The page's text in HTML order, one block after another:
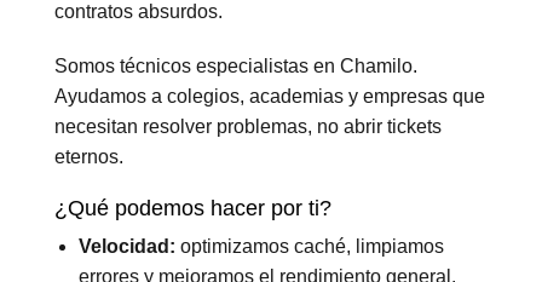
contratos absurdos.
Somos técnicos especialistas en Chamilo.
Ayudamos a colegios, academias y empresas que
necesitan resolver problemas, no abrir tickets
eternos.
¿Qué podemos hacer por ti?
Velocidad: optimizamos caché, limpiamos
errores y mejoramos el rendimiento general.